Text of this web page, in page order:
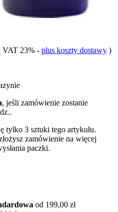
VAT 23% - plus koszty dostawy )
, jeśli zamówienie zostanie
.
tylko 3 sztuki tego artykułu.
zamówienie na więcej
paczki.
od 199,00 zł